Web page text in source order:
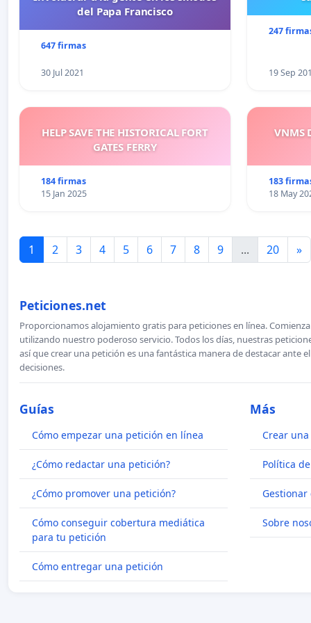
del Papa Francisco
647 firmas
30 Jul 2021
247
19 Sep
HELP SAVE THE HISTORICAL FORT
GATES FERRY
184 firmas
15 Jan 2025
VNMS
183
18 May
1 2 3 4 5 6 7 8 9 ... 20 »
Peticiones.net
Proporcionamos alojamiento gratis para peticiones en línea.
utilizando nuestro poderoso servicio. Todos los días, nuestras
así que crear una petición es una fantástica manera de destacar ante
decisiones.
Guías
Cómo empezar una petición en línea
¿Cómo redactar una petición?
¿Cómo promover una petición?
Cómo conseguir cobertura mediática
para tu petición
Cómo entregar una petición
Más
Crear
Política
Gestionar
Sobre